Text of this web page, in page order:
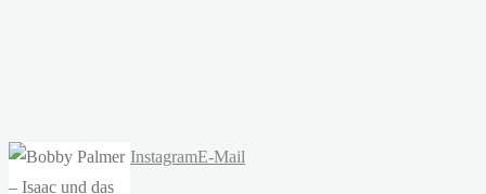
InstagramE-Mail